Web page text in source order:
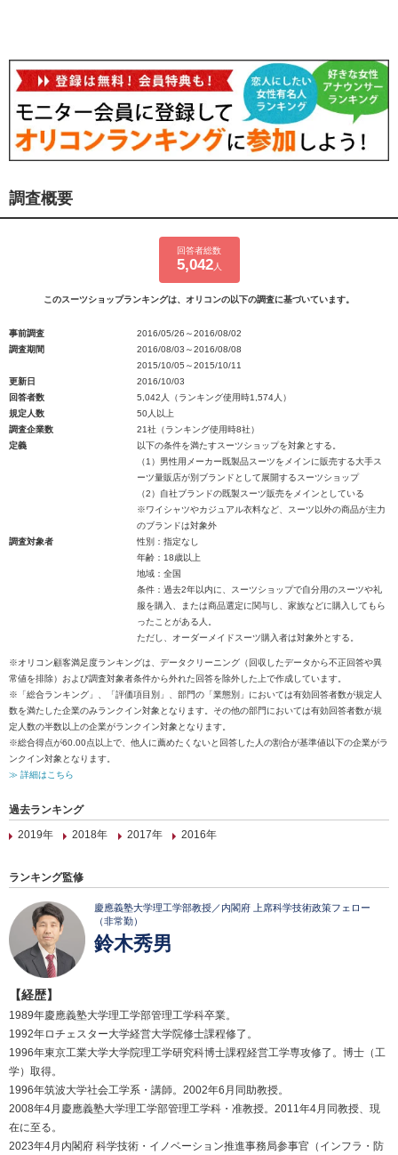
調査概要
回答者総数
5,042人
このスーツショップランキングは、オリコンの以下の調査に基づいています。
事前調査
2016/05/26～2016/08/02
調査期間
2016/08/03～2016/08/08
2015/10/05～2015/10/11
更新日
2016/10/03
回答者数
5,042人（ランキング使用時1,574人）
規定人数
50人以上
調査企業数
21社（ランキング使用時8社）
定義
以下の条件を満たすスーツショップを対象とする。
（1）男性用メーカー既製品スーツをメインに販売する大手ス
ーツ量販店が別ブランドとして展開するスーツショップ
（2）自社ブランドの既製スーツ販売をメインとしている
※ワイシャツやカジュアル衣料など、スーツ以外の商品が主力
のブランドは対象外
調査対象者
性別：指定なし
年齢：18歳以上
地域：全国
条件：過去2年以内に、スーツショップで自分用のスーツや礼
服を購入、または商品選定に関与し、家族などに購入してもら
ったことがある人。
ただし、オーダーメイドスーツ購入者は対象外とする。
※オリコン顧客満足度ランキングは、データクリーニング（回収したデータから不正回答や異
常値を排除）および調査対象者条件から外れた回答を除外した上で作成しています。
※「総合ランキング」、「評価項目別」、部門の「業態別」においては有効回答者数が規定人
数を満たした企業のみランクイン対象となります。その他の部門においては有効回答者数が規
定人数の半数以上の企業がランクイン対象となります。
※総合得点が60.00点以上で、他人に薦めたくないと回答した人の割合が基準値以下の企業がラ
ンクイン対象となります。
≫ 詳細はこちら
過去ランキング
2019年
2018年 2017年 2016年
ランキング監修
慶應義塾大学理工学部教授／内閣府 上席科学技術政策フェロー
（非常勤）
鈴木秀男
【経歴】
1989年慶應義塾大学理工学部管理工学科卒業。
1992年ロチェスター大学経営大学院修士課程修了。
1996年東京工業大学大学院理工学研究科博士課程経営工学専攻修了。博士（工
学）取得。
1996年筑波大学社会工学系・講師。2002年6月同助教授。
2008年4月慶應義塾大学理工学部管理工学科・准教授。2011年4月同教授、現
在に至る。
2023年4月内閣府 科学技術・イノベーション推進事務局参事官（インフラ・防